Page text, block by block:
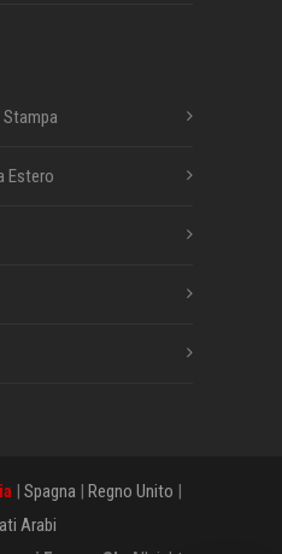
Estero
| Spagna | Regno Unito |
Arabi